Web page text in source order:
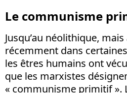
Le communisme
Jusqu’au néolithique,
récemment dans
les êtres humains ont
que les marxistes
« communisme primitif ».